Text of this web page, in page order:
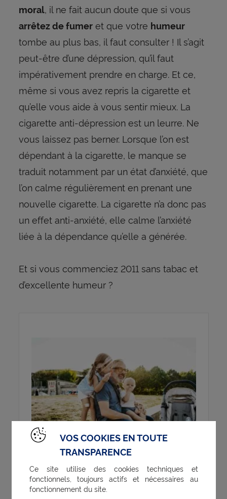
moral, il ne fait aucun doute que si vous
arrêtez de fumeret que votre humeur
tombe au plus bas, il faut consulter ! Il s’agit
peut-être d’une dépression, qu’il faut
impérativement prendre en charge. Et ce,
même si vous avez repris la cigarette et
qu’elle vous aide à vous sentir mieux. La
cigarette anti-dépression est un leurre. Ne
vous laissez pas berner. Lorsque l’on est
dépendant à la cigarette, le manque se
traduit notamment par un état d’anxiété, que
l’on calme régulièrement en prenant une
nouvelle cigarette. La cigarette n’a donc pas
un effet anti-anxiété, elle calme l’anxiété
liée à la dépendance qu’elle a générée.
Et si vous commenciez 2011 sans tabac et
d’excellente humeur ?
Prenez soin de votre santé, à
chaque étape de la vie
Jeune actif, en famille, ousenior?
CNP Assurances vous accompagne
VOS COOKIES EN TOUTE
TRANSPARENCE
Ce site utilise des cookies techniques et
fonctionnels, toujours actifs et nécessaires au
fonctionnement du site.